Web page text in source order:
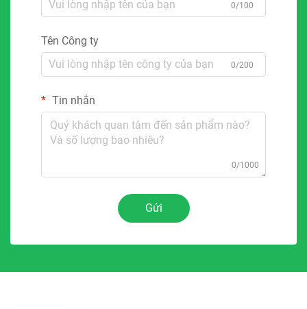
0/100
Tên Công ty
0/200
Tin nhắn
0/1000
Gửi